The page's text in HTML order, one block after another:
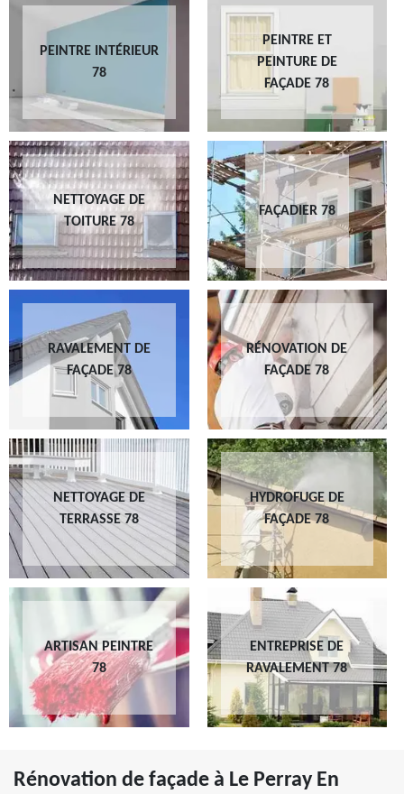
PEINTRE INTÉRIEUR
78
PEINTRE ET
PEINTURE DE
FAÇADE 78
NETTOYAGE DE
TOITURE 78
FAÇADIER 78
RAVALEMENT DE
FAÇADE 78
RÉNOVATION DE
FAÇADE 78
NETTOYAGE DE
TERRASSE 78
HYDROFUGE DE
FAÇADE 78
ARTISAN PEINTRE
78
ENTREPRISE DE
RAVALEMENT 78
Rénovation de façade à Le Perray En